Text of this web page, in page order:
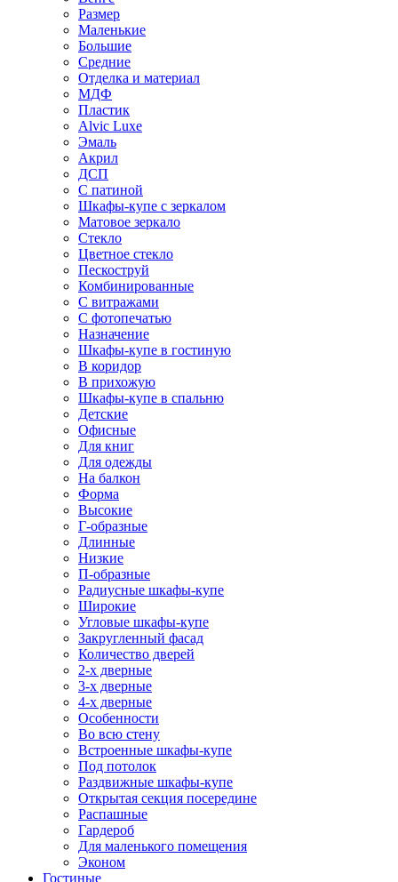
Размер
Маленькие
Большие
Средние
Отделка и материал
МДФ
Пластик
Alvic Luxe
Эмаль
Акрил
ДСП
С патиной
Шкафы-купе с зеркалом
Матовое зеркало
Стекло
Цветное стекло
Пескоструй
Комбинированные
С витражами
С фотопечатью
Назначение
Шкафы-купе в гостиную
В коридор
В прихожую
Шкафы-купе в спальню
Детские
Офисные
Для книг
Для одежды
На балкон
Форма
Высокие
Г-образные
Длинные
Низкие
П-образные
Радиусные шкафы-купе
Широкие
Угловые шкафы-купе
Закругленный фасад
Количество дверей
2-х дверные
3-х дверные
4-х дверные
Особенности
Во всю стену
Встроенные шкафы-купе
Под потолок
Раздвижные шкафы-купе
Открытая секция посередине
Распашные
Гардероб
Для маленького помещения
Эконом
Гостиные